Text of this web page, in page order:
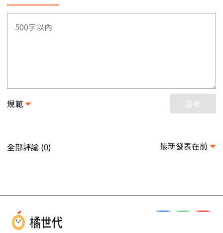
規範 發布
全部評論 (0) 最新發表在前